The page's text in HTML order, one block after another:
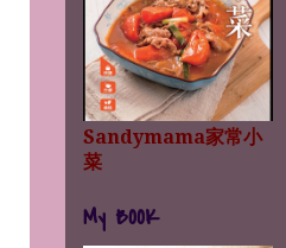
Sandymama家常小
菜
My BOOK